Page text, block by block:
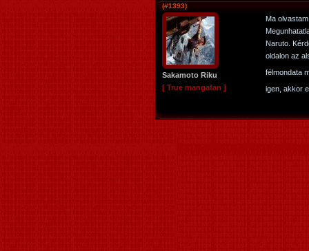
(#1393)
Sakamoto Riku
[ True mangafan ]
Ma
Naruto.
oldalon az
félmondata
igen, akkor